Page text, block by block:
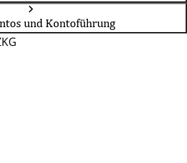
und Kontoführung